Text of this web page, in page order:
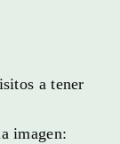
a tener